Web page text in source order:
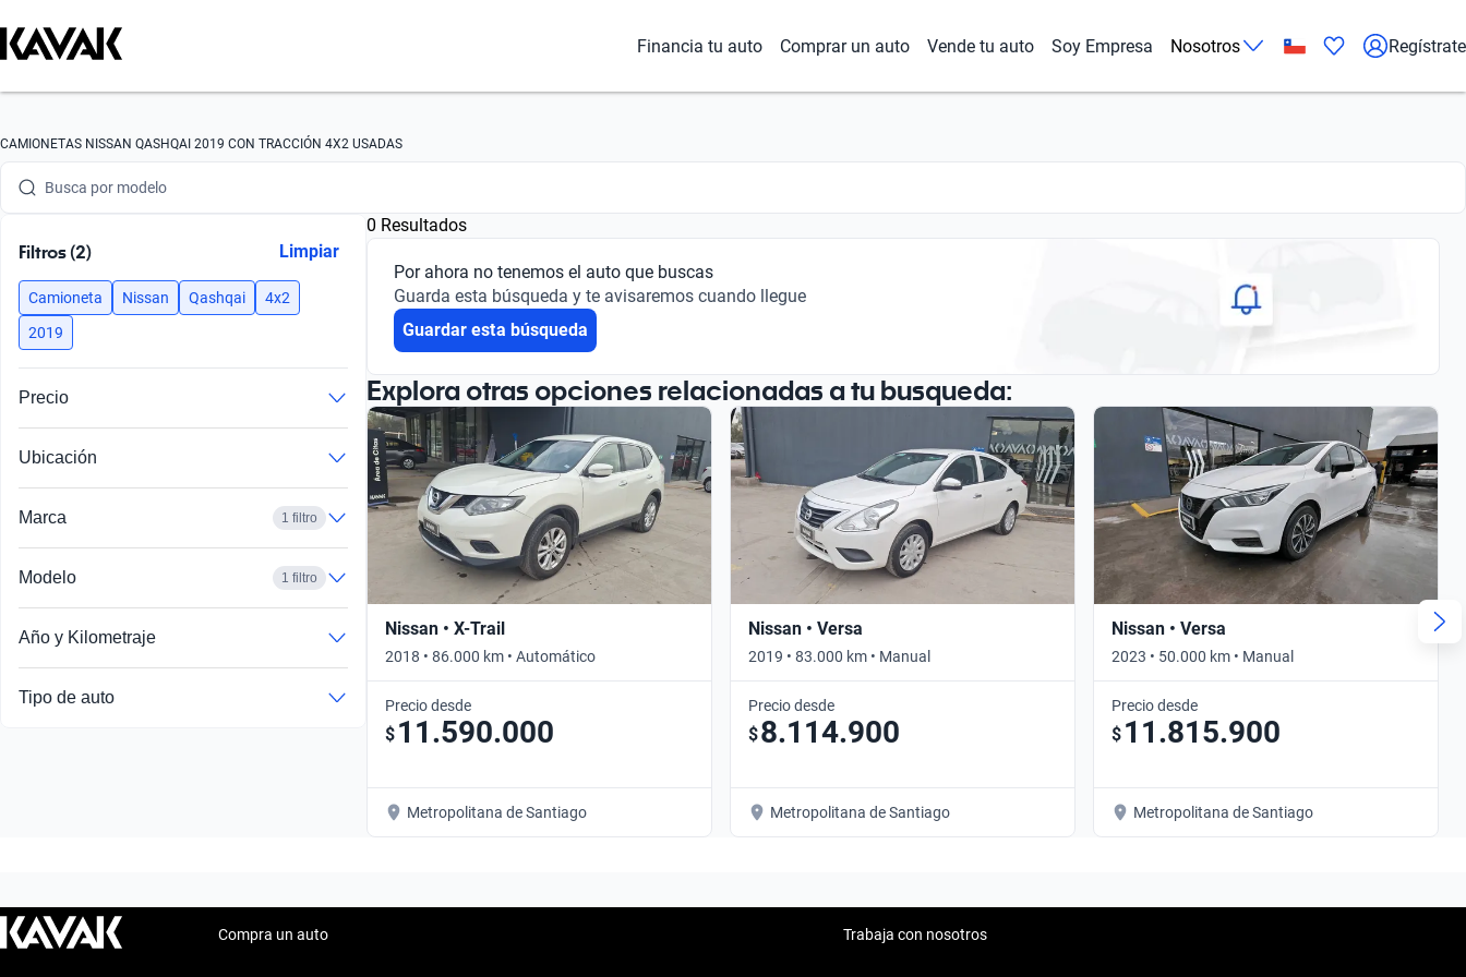
Financia tu auto Comprar un auto Vende tu auto Soy Empresa Nosotros Regístrate
CAMIONETAS NISSAN QASHQAI 2019 CON TRACCIÓN 4X2 USADAS
Busca por marca
Busca por modelo
Busca por año
Busca por marca
Busca por versión
Filtros (2) Limpiar
Camioneta Nissan Qashqai
4x2
2019
Precio
Ubicación
Marca 1 filtro
Modelo 1 filtro
Año y Kilometraje
Tipo de auto
0 Resultados
Por ahora no tenemos el auto que buscas
Guarda esta búsqueda y te avisaremos cuando llegue
Guardar esta búsqueda
Explora otras opciones relacionadas a tu busqueda:
Nissan • X-Trail
2018 • 86.000 km • Automático
Precio desde
$ 11.590.000
Metropolitana de Santiago
Nissan • Versa
2019 • 83.000 km • Manual
Precio desde
$8.114.900
Metropolitana de Santiago
Nissan • Versa
2023 • 50.000 km • Manual
Precio desde
$ 11.815.900
Metropolitana de Santiago
Compra un auto Trabaja con nosotros